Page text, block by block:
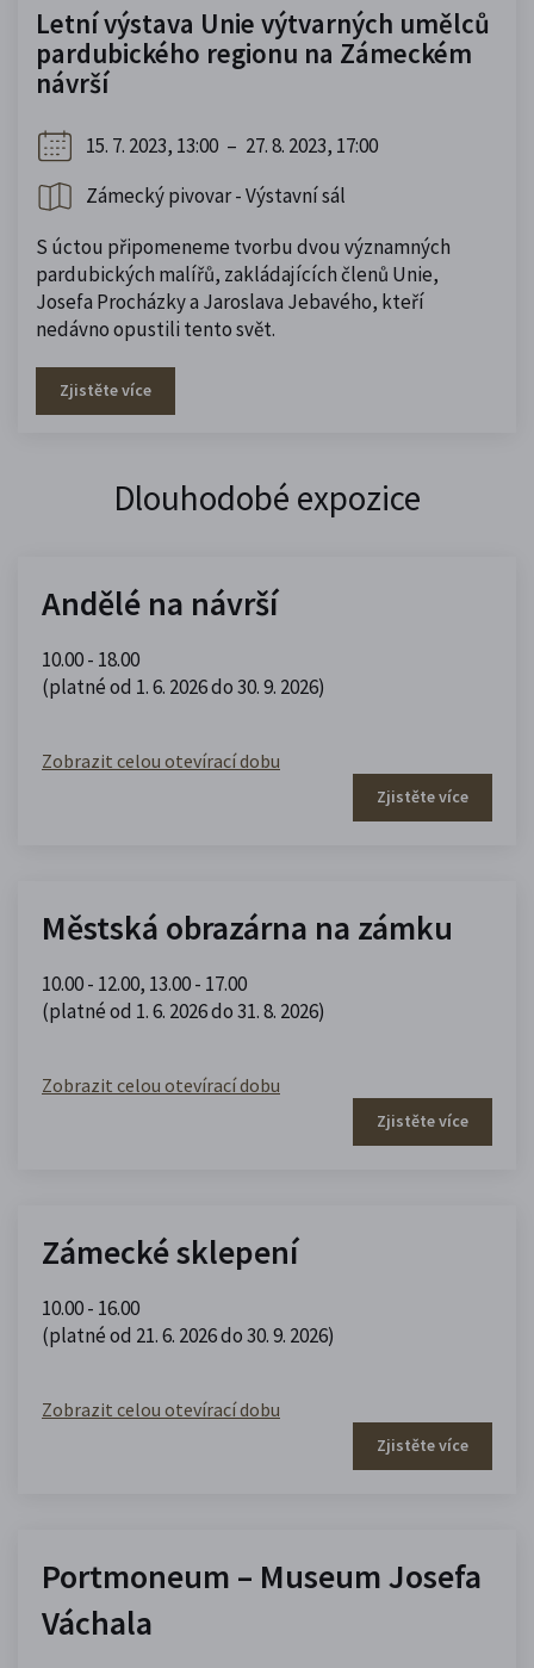
Letní výstava Unie výtvarných umělců
pardubického regionu na Zámeckém
návrší
15. 7. 2023, 13:00 – 27. 8. 2023, 17:00
Zámecký pivovar - Výstavní sál
S úctou připomeneme tvorbu dvou významných
pardubických malířů, zakládajících členů Unie,
Josefa Procházky a Jaroslava Jebavého, kteří
nedávno opustili tento svět.
Zjistěte více
Dlouhodobé expozice
Andělé na návrší
10.00 - 18.00
(platné od 1. 6. 2026 do 30. 9. 2026)
Zobrazit celou otevírací dobu
Zjistěte více
Městská obrazárna na zámku
10.00 - 12.00, 13.00 - 17.00
(platné od 1. 6. 2026 do 31. 8. 2026)
Zobrazit celou otevírací dobu
Zjistěte více
Zámecké sklepení
10.00 - 16.00
(platné od 21. 6. 2026 do 30. 9. 2026)
Zobrazit celou otevírací dobu
Zjistěte více
Portmoneum – Museum Josefa
Váchala